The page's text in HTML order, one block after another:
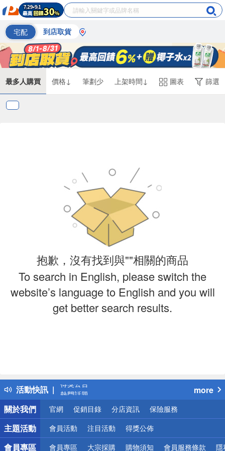
宅配 到店取貨
最多人購買 價格↓ 筆劃少 上架時間↓ 圖表 篩選
抱歉，沒有找到與""相關的商品
To search in English, please switch the
website’s language to English and you will
get better search results.
活動快訊
得獎公告
熱門話題
銀行優惠
偏遠地區配送
詐騙網頁！請小心！
more
關於我們
官網 促銷目錄 分店資訊 保險服務
主題活動 會員活動 注目活動 得獎公佈
會員專區 會員專區 大宗採購 購物須知 會員服務條款 隱